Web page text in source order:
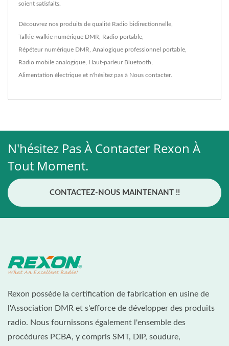
soient satisfaits.
Découvrez nos produits de qualité Radio bidirectionnelle
Talkie-walkie numérique DMR Radio portable
Répéteur numérique DMR Analogique professionnel portable
Radio mobile analogique Haut-parleur Bluetooth
Alimentation électrique et n'hésitez pas à Nous contacter.
N'hésitez Pas À Contacter Rexon À
Tout Moment.
CONTACTEZ-NOUS MAINTENANT !!
Rexon possède la certification de fabrication en usine de
l'Association DMR et s'efforce de développer des produits
radio. Nous fournissons également l'ensemble des
procédures PCBA, y compris SMT, DIP, soudure,